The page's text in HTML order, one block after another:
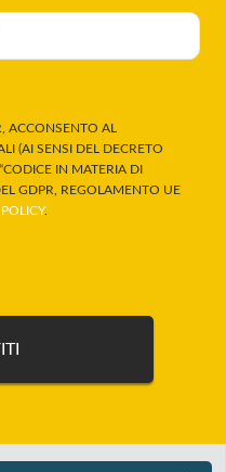
ACCONSENTO AL
(AI SENSI DEL DECRETO
IN MATERIA DI
GDPR, REGOLAMENTO UE
.